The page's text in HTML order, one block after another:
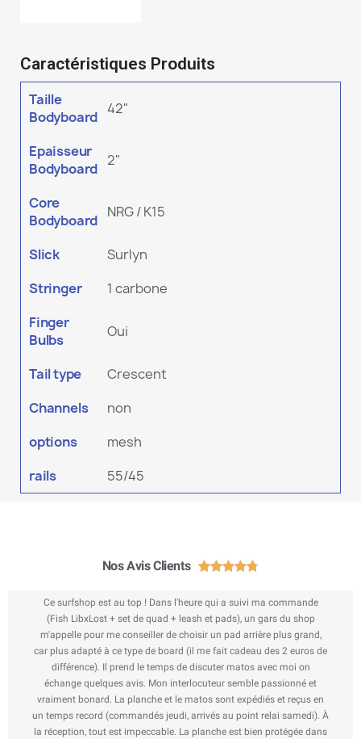
Caractéristiques Produits
Taille
Bodyboard 42"
Epaisseur
Bodyboard 2"
Core
Bodyboard NRG / K15
Slick
Surlyn
Stringer
1 carbone
Finger
Bulbs
Oui
Tail type
Crescent
Channels
non
options
mesh
rails
55/45
Nos Avis Clients 
Ce surfshop est au top ! Dans l'heure qui a suivi ma commande
(Fish LibxLost + set de quad + leash et pads), un gars du shop
m'appelle pour me conseiller de choisir un pad arrière plus grand,
car plus adapté à ce type de board (il me fait cadeau des 2 euros de
différence). Il prend le temps de discuter matos avec moi on
échange quelques avis. Mon interlocuteur semble passionné et
vraiment bonard. La planche et le matos sont expédiés et reçus en
un temps record (commandés jeudi, arrivés au point relai samedi). À
la réception, tout est impeccable. La planche est bien protégée dans